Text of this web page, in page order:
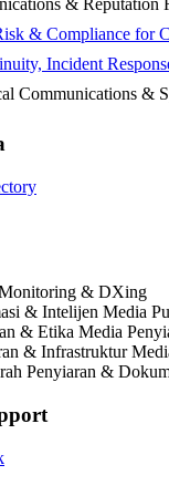
& Reputation
& Compliance for
Incident
Communications &
& DXing
& Intelijen Media
& Etika Media
& Infrastruktur
Penyiaran &